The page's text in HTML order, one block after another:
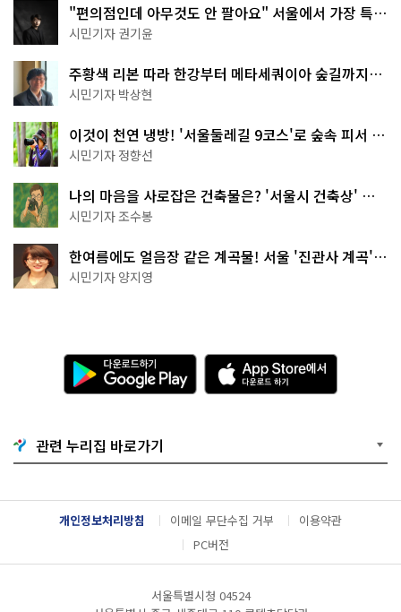
"편의점인데 아무것도 안 팔아요" 서울에서 가장 특별
한 편의점의 정체
시민기자 권기윤
주황색 리본 따라 한강부터 메타세쿼이아 숲길까지…
서울둘레길 15코스
시민기자 박상현
이것이 천연 냉방! '서울둘레길 9코스'로 숲속 피서 떠
나볼까
시민기자 정향선
나의 마음을 사로잡은 건축물은? '서울시 건축상' 수
상작 공개!
시민기자 조수봉
한여름에도 얼음장 같은 계곡물! 서울 '진관사 계곡'이
천국이네~
시민기자 양지영
다
운
로
기
G
o
g
l
e
A
p
p
e
서
다
운
관련 누리집 바로가기
개인정보처리방침 이메일 무단수집 거부
이용약관
PC버전
서울특별시청 04524